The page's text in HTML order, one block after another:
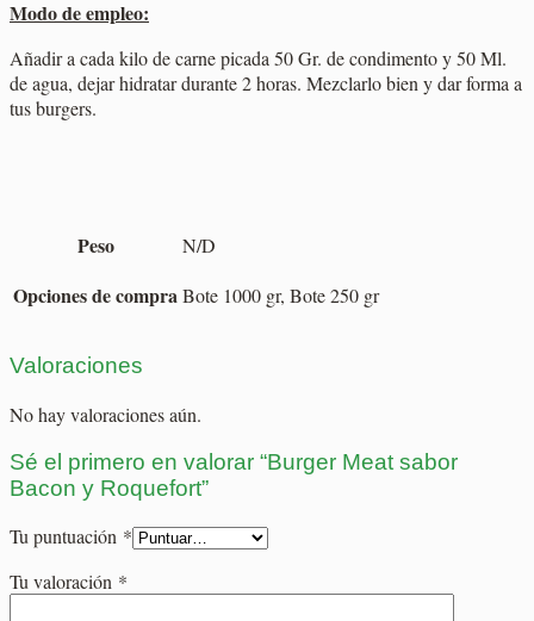
Modo de empleo:
Añadir a cada kilo de carne picada 50 Gr. de condimento y 50 Ml.
de agua, dejar hidratar durante 2 horas. Mezclarlo bien y dar forma a
tus burgers.
Peso N/D
Opciones de compraBote 1000 gr, Bote 250 gr
Valoraciones
No hay valoraciones aún.
Sé el primero en valorar “Burger Meat sabor
Bacon y Roquefort”
Tu puntuación *
Tu valoración *